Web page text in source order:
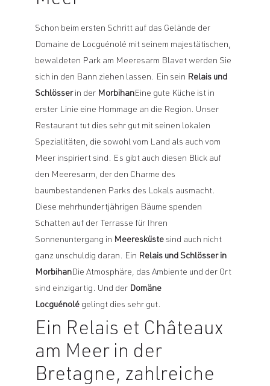
Schon beim ersten Schritt auf das Gelände der
Domaine de Locguénolé mit seinem majestätischen,
bewaldeten Park am Meeresarm Blavet werden Sie
sich in den Bann ziehen lassen. Ein sein Relais und
Schlösser in der MorbihanEine gute Küche ist in
erster Linie eine Hommage an die Region. Unser
Restaurant tut dies sehr gut mit seinen lokalen
Spezialitäten, die sowohl vom Land als auch vom
Meer inspiriert sind. Es gibt auch diesen Blick auf
den Meeresarm, der den Charme des
baumbestandenen Parks des Lokals ausmacht.
Diese mehrhundertjährigen Bäume spenden
Schatten auf der Terrasse für Ihren
Sonnenuntergang in Meeresküste sind auch nicht
ganz unschuldig daran. Ein Relais und Schlösser in
MorbihanDie Atmosphäre, das Ambiente und der Ort
sind einzigartig. Und der Domäne
Locguénolégelingt dies sehr gut.
Ein Relais et Châteaux
am Meer in der
Bretagne, zahlreiche